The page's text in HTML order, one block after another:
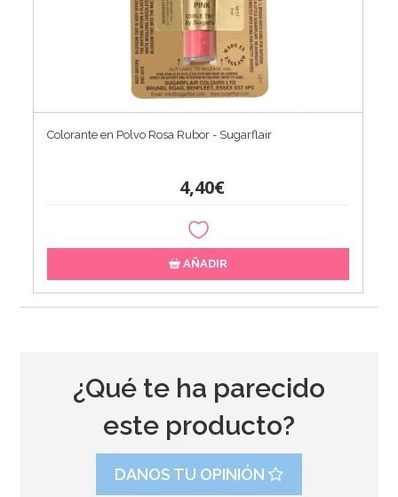
Colorante en Polvo Rosa Rubor - Sugarflair
4,40€
AÑADIR
¿Qué te ha parecido
este producto?
DANOS TU OPINIÓN